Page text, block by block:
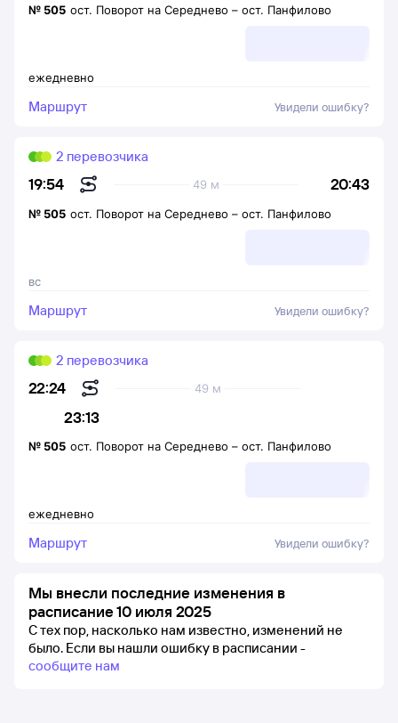
ежедневно
№ 505 ост. Поворот на Середнево – ост. Панфилово
Маршрут Увидели ошибку?
19:54 20:43
49 м
2 перевозчика
вс
№ 505 ост. Поворот на Середнево – ост. Панфилово
Маршрут Увидели ошибку?
22:24
23:13
49 м
2 перевозчика
ежедневно
№ 505 ост. Поворот на Середнево – ост. Панфилово
Маршрут Увидели ошибку?
Мы внесли последние изменения в
расписание 10 июля 2025
С тех пор, насколько нам известно, изменений не
было. Если вы нашли ошибку в расписании -
сообщите нам